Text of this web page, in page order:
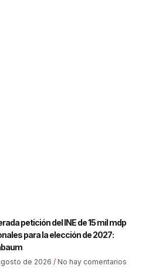
petición del INE de 15 mil mdp
para la elección de 2027:
de 2026 No hay comentarios